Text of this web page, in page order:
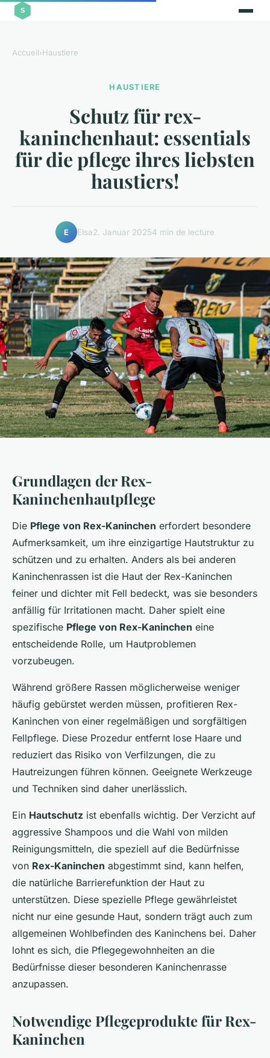
Accueil›Haustiere
HAUSTIERE
Schutz für rex-
kaninchenhaut: essentials
für die pflege ihres liebsten
haustiers!
E Elsa2. Januar 20254 min de lecture
Grundlagen der Rex-
Kaninchenhautpflege
Die Pflege von Rex-Kaninchen erfordert besondere
Aufmerksamkeit, um ihre einzigartige Hautstruktur zu
schützen und zu erhalten. Anders als bei anderen
Kaninchenrassen ist die Haut der Rex-Kaninchen
feiner und dichter mit Fell bedeckt, was sie besonders
anfällig für Irritationen macht. Daher spielt eine
spezifische Pflege von Rex-Kaninchen eine
entscheidende Rolle, um Hautproblemen
vorzubeugen.
Während größere Rassen möglicherweise weniger
häufig gebürstet werden müssen, profitieren Rex-
Kaninchen von einer regelmäßigen und sorgfältigen
Fellpflege. Diese Prozedur entfernt lose Haare und
reduziert das Risiko von Verfilzungen, die zu
Hautreizungen führen können. Geeignete Werkzeuge
und Techniken sind daher unerlässlich.
Ein Hautschutz ist ebenfalls wichtig. Der Verzicht auf
aggressive Shampoos und die Wahl von milden
Reinigungsmitteln, die speziell auf die Bedürfnisse
von Rex-Kaninchen abgestimmt sind, kann helfen,
die natürliche Barrierefunktion der Haut zu
unterstützen. Diese spezielle Pflege gewährleistet
nicht nur eine gesunde Haut, sondern trägt auch zum
allgemeinen Wohlbefinden des Kaninchens bei. Daher
lohnt es sich, die Pflegegewohnheiten an die
Bedürfnisse dieser besonderen Kaninchenrasse
anzupassen.
Notwendige Pflegeprodukte für Rex-
Kaninchen